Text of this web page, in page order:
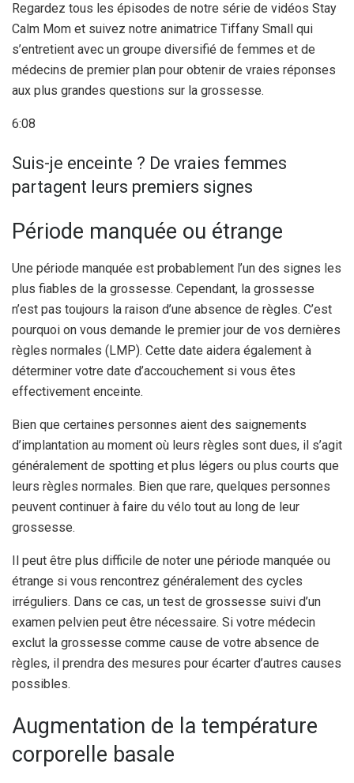
Regardez tous les épisodes de notre série de vidéos Stay
Calm Mom et suivez notre animatrice Tiffany Small qui
s’entretient avec un groupe diversifié de femmes et de
médecins de premier plan pour obtenir de vraies réponses
aux plus grandes questions sur la grossesse.
6:08
Suis-je enceinte ? De vraies femmes
partagent leurs premiers signes
Période manquée ou étrange
Une période manquée est probablement l’un des signes les
plus fiables de la grossesse. Cependant, la grossesse
n’est pas toujours la raison d’une absence de règles. C’est
pourquoi on vous demande le premier jour de vos dernières
règles normales (LMP). Cette date aidera également à
déterminer votre date d’accouchement si vous êtes
effectivement enceinte.
Bien que certaines personnes aient des saignements
d’implantation au moment où leurs règles sont dues, il s’agit
généralement de spotting et plus légers ou plus courts que
leurs règles normales. Bien que rare, quelques personnes
peuvent continuer à faire du vélo tout au long de leur
grossesse.
Il peut être plus difficile de noter une période manquée ou
étrange si vous rencontrez généralement des cycles
irréguliers. Dans ce cas, un test de grossesse suivi d’un
examen pelvien peut être nécessaire. Si votre médecin
exclut la grossesse comme cause de votre absence de
règles, il prendra des mesures pour écarter d’autres causes
possibles.
Augmentation de la température
corporelle basale